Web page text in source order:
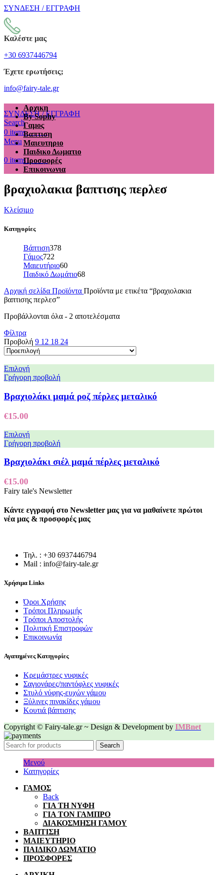
ΣΥΝΔΕΣΗ / ΕΓΓΡΑΦΗ
Καλέστε μας
+30 6937446794
Έχετε ερωτήσεις;
info@fairy-tale.gr
ΣΥΝΔΕΣΗ / ΕΓΓΡΑΦΗ
Search
0 items €0.00
Menu
0 items €0.00
Αρχικη
By Sophy
Γαμος
Βαπτιση
Μαιευτηριο
Παιδικο Δωματιο
Προσφορές
Επικοινωνια
βραχιολακια βαπτισης περλεσ
Κλείσιμο
Κατηγορίες
Βάπτιση378
Γάμος722
Μαιευτήριο60
Παιδικό Δωμάτιο68
Αρχική σελίδα Προϊόντα Προϊόντα με ετικέτα “βραχιολακια
βαπτισης περλεσ”
Προβάλλονται όλα - 2 αποτελέσματα
Φίλτρα
Προβολή 9 12 18 24
Επιλογή
Γρήγορη προβολή
Βραχιολάκι μαμά ροζ πέρλες μεταλικό
€15.00
Επιλογή
Γρήγορη προβολή
Βραχιολάκι σιέλ μαμά πέρλες μεταλικό
€15.00
Fairy tale's Newsletter
Κάντε εγγραφή στο Newsletter μας για να μαθαίνετε πρώτοι
νέα μας & προσφορές μας
Τηλ. : +30 6937446794
Mail : info@fairy-tale.gr
Χρήσιμα Links
Όροι Χρήσης
Τρόποι Πληρωμής
Τρόποι Αποστολής
Πολιτική Επιστροφών
Επικοινωνία
Αγαπημένες Κατηγορίες
Κρεμάστρες νυφικές
Σαγιονάρες/παντόφλες νυφικές
Στυλό νύφης-ευχών γάμου
Ξύλινες πινακίδες γάμου
Κουτιά βάπτισης
Copyright © Fairy-tale.gr ~ Design & Development by IMBnet
Search
Μενού
Κατηγορίες
ΓΑΜΟΣ
Back
ΓΙΑ ΤΗ ΝΥΦΗ
ΓΙΑ ΤΟΝ ΓΑΜΠΡΟ
ΔΙΑΚΟΣΜΗΣΗ ΓΑΜΟΥ
ΒΑΠΤΙΣΗ
ΜΑΙΕΥΤΗΡΙΟ
ΠΑΙΔΙΚΟ ΔΩΜΑΤΙΟ
ΠΡΟΣΦΟΡΕΣ